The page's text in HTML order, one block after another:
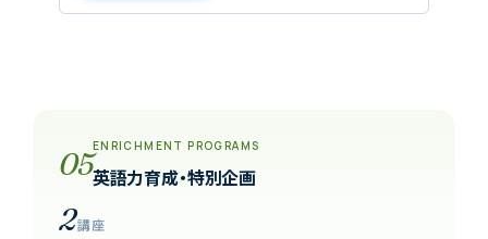
05ENRICHMENT PROGRAMS
英語力育成・特別企画
2講座